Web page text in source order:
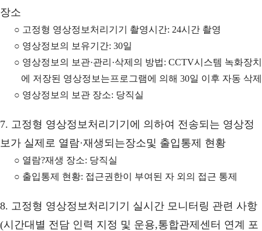
장소
○ 고정형 영상정보처리기기 촬영시간: 24시간 촬영
○ 영상정보의 보유기간: 30일
○ 영상정보의 보관·관리·삭제의 방법: CCTV시스템 녹화장치
에 저장된 영상정보는프로그램에 의해 30일 이후 자동 삭제
○ 영상정보의 보관 장소: 당직실
7. 고정형 영상정보처리기기에 의하여 전송되는 영상정
보가 실제로 열람·재생되는장소및 출입통제 현황
○ 열람?재생 장소: 당직실
○ 출입통제 현황: 접근권한이 부여된 자 외의 접근 통제
8. 고정형 영상정보처리기기 실시간 모니터링 관련 사항
(시간대별 전담 인력 지정 및 운용,통합관제센터 연계 포